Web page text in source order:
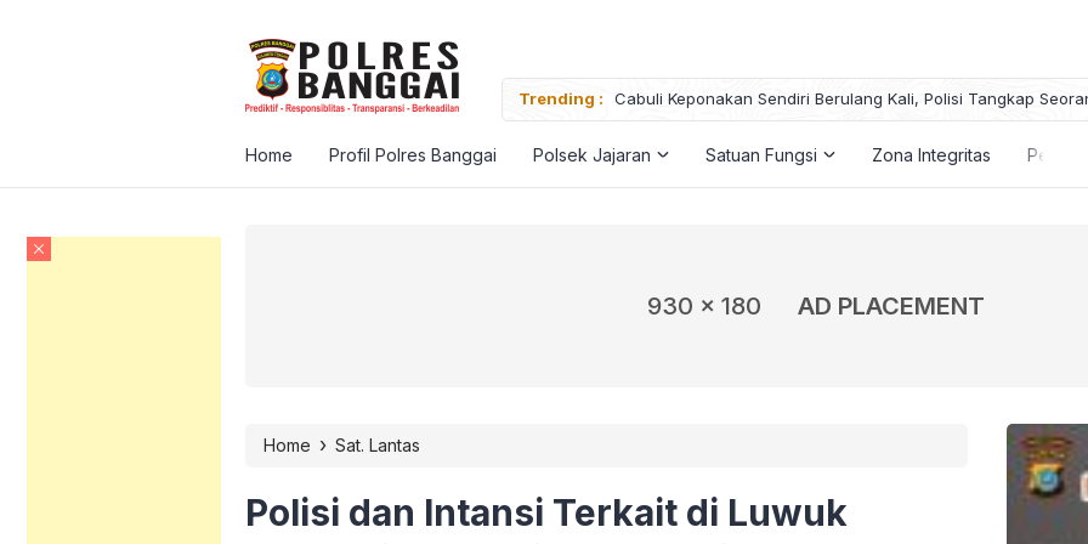
Trending :
Pantau Vaksinasi Massal Target Satu Juta Cabuli Keponakan Sendiri Berulang Kali, Polisi Tangkap
Home Profil Polres Banggai Polsek Jajaran Satuan Fungsi Zona Integritas
930 x 180 AD PLACEMENT
Home › Sat. Lantas
Polisi dan Intansi Terkait di Luwuk